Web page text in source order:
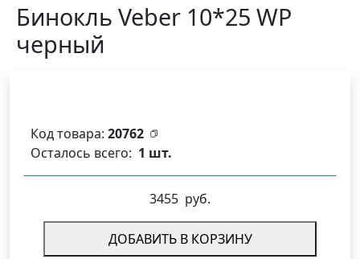
Бинокль Veber 10*25 WP
черный
Код товара: 20762
Осталось всего: 1 шт.
3455 руб.
ДОБАВИТЬ В КОРЗИНУ